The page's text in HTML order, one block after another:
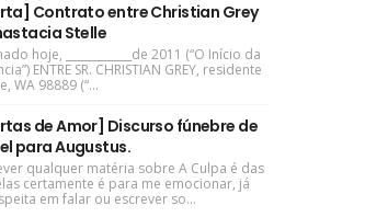
Contrato entre Christian Grey
Stelle
hoje, ____________de 2011 (“O Início da
ENTRE SR. CHRISTIAN GREY, residente
WA 98889 (“...
de Amor] Discurso fúnebre de
para Augustus.
qualquer matéria sobre A Culpa é das
certamente é para me emocionar, já
em falar ou escrever so...